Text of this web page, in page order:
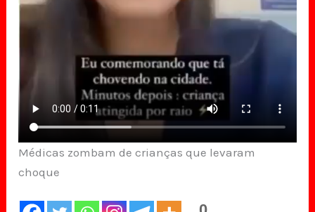
Médicas zombam de crianças que levaram
choque